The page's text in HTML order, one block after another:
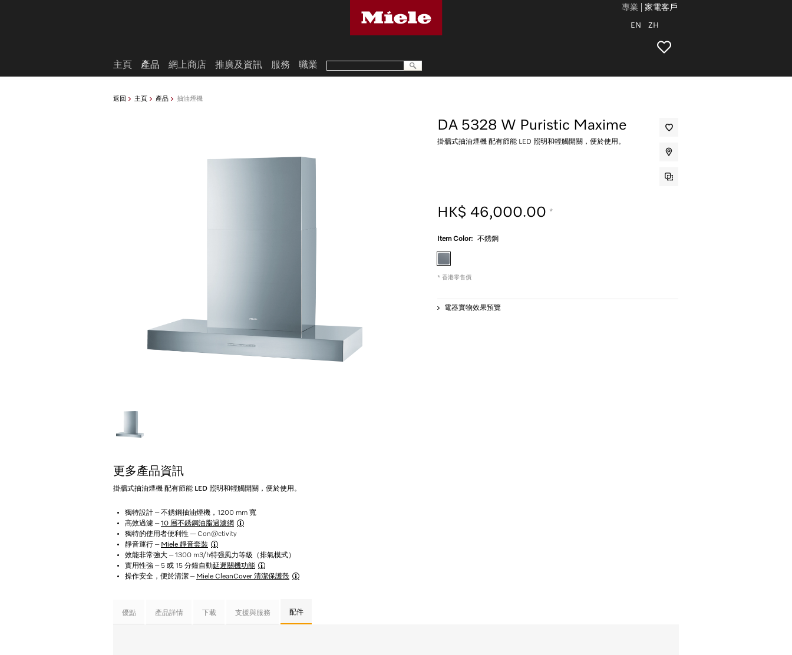
返回 主頁 產品 抽油煙機
DA 5328 W Puristic Maxime
掛牆式抽油煙機 配有節能 LED 照明和輕觸開關，便於使用。
HK$ 46,000.00 *
Item Color: 不銹鋼
* 香港零售價
電器實物效果預覽
更多產品資訊
掛牆式抽油煙機 配有節能 LED 照明和輕觸開關，便於使用。
獨特設計 – 不銹鋼抽油煙機，1200 mm 寬
高效過濾 –10 層不銹鋼油脂過濾網
獨特的使用者便利性 — Con@ctivity
靜音運行 – Miele 靜音套裝
效能非常強大 – 1300 m3/h特强風力等級（排氣模式）
實用性強 – 5 或 15 分鐘自動延遲關機功能
操作安全，便於清潔 – Miele CleanCover 清潔保護殼
優點 產品詳情 下載 支援與服務 配件
家電客戶
專業
EN ZH
主頁 產品 網上商店 推廣及資訊 服務 職業